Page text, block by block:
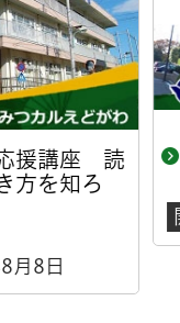
パレスの金魚教室